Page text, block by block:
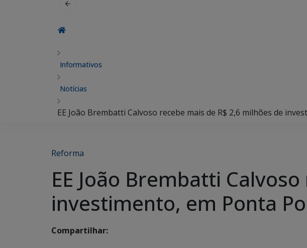
Informativos
Notícias
EE João Brembatti Calvoso recebe mais de R$ 2,6 milhões de
Reforma
EE João Brembatti
investimento, em Ponta
Compartilhar: